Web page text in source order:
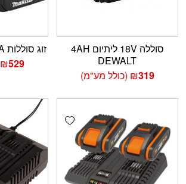
סוללה 18V ליתיום 4AH
DEWALT
₪319 (כולל מע"מ)
זוג סוללות 1.5A 18V MAKITA
₪529
Add wishlist